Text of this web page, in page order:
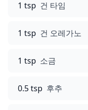
1 tsp 건 타임
1 tsp 건 오레가노
1 tsp 소금
0.5 tsp 후추